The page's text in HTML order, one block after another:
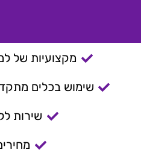
מקצועיות של
שימוש בכלים
שירות